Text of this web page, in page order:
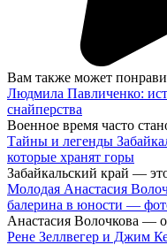
Вам также может
Людмила Павличенко:
снайперства
Военное время часто
Тайны и легенды
которые хранят горы
Забайкальский край —
Молодая Анастасия
балерина в юности —
Анастасия Волочкова —
Рене Зеллвегер и Джим